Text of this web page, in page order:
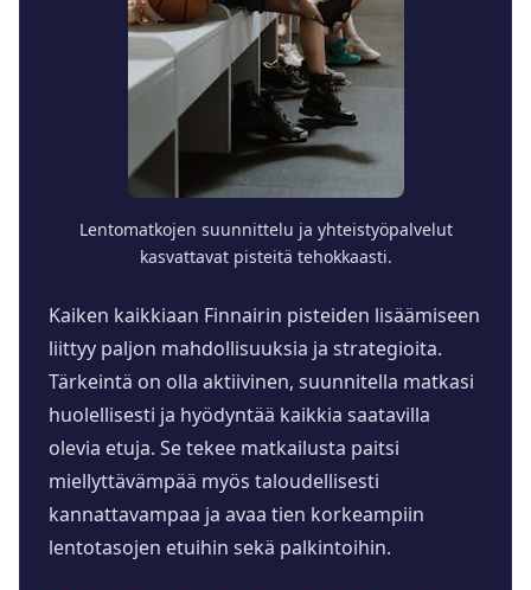
Lentomatkojen suunnittelu ja yhteistyöpalvelut
kasvattavat pisteitä tehokkaasti.
Kaiken kaikkiaan Finnairin pisteiden lisäämiseen
liittyy paljon mahdollisuuksia ja strategioita.
Tärkeintä on olla aktiivinen, suunnitella matkasi
huolellisesti ja hyödyntää kaikkia saatavilla
olevia etuja. Se tekee matkailusta paitsi
miellyttävämpää myös taloudellisesti
kannattavampaa ja avaa tien korkeampiin
lentotasojen etuihin sekä palkintoihin.